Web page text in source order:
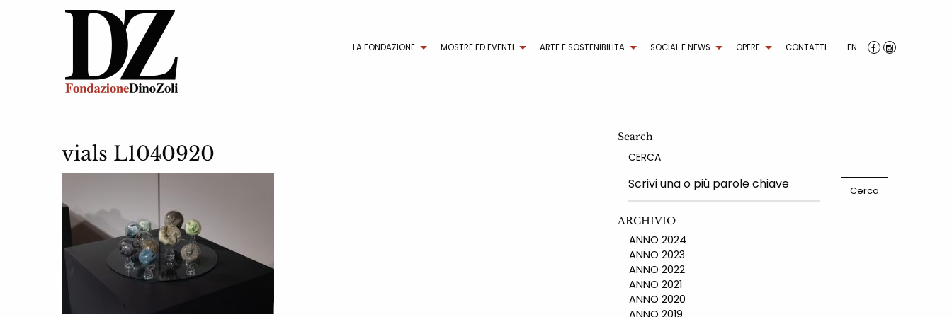
LA FONDAZIONE MOSTRE ED EVENTI ARTE E SOSTENIBILITA SOCIAL E NEWS OPERE CONTATTI EN
vials L1040920
Search
CERCA
ARCHIVIO
ANNO 2024
ANNO 2023
ANNO 2022
ANNO 2021
ANNO 2020